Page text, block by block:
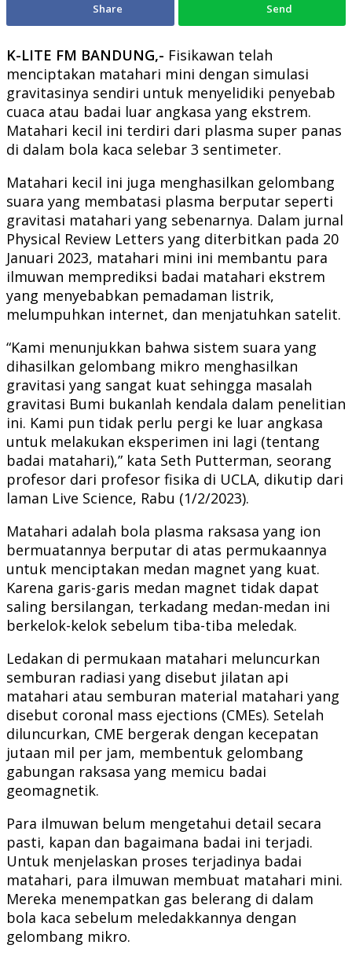
Share Send
K-LITE FM BANDUNG,- Fisikawan telah
menciptakan matahari mini dengan simulasi
gravitasinya sendiri untuk menyelidiki penyebab
cuaca atau badai luar angkasa yang ekstrem.
Matahari kecil ini terdiri dari plasma super panas
di dalam bola kaca selebar 3 sentimeter.
Matahari kecil ini juga menghasilkan gelombang
suara yang membatasi plasma berputar seperti
gravitasi matahari yang sebenarnya. Dalam jurnal
Physical Review Letters yang diterbitkan pada 20
Januari 2023, matahari mini ini membantu para
ilmuwan memprediksi badai matahari ekstrem
yang menyebabkan pemadaman listrik,
melumpuhkan internet, dan menjatuhkan satelit.
“Kami menunjukkan bahwa sistem suara yang
dihasilkan gelombang mikro menghasilkan
gravitasi yang sangat kuat sehingga masalah
gravitasi Bumi bukanlah kendala dalam penelitian
ini. Kami pun tidak perlu pergi ke luar angkasa
untuk melakukan eksperimen ini lagi (tentang
badai matahari),” kata Seth Putterman, seorang
profesor dari profesor fisika di UCLA, dikutip dari
laman Live Science, Rabu (1/2/2023).
Matahari adalah bola plasma raksasa yang ion
bermuatannya berputar di atas permukaannya
untuk menciptakan medan magnet yang kuat.
Karena garis-garis medan magnet tidak dapat
saling bersilangan, terkadang medan-medan ini
berkelok-kelok sebelum tiba-tiba meledak.
Ledakan di permukaan matahari meluncurkan
semburan radiasi yang disebut jilatan api
matahari atau semburan material matahari yang
disebut coronal mass ejections (CMEs). Setelah
diluncurkan, CME bergerak dengan kecepatan
jutaan mil per jam, membentuk gelombang
gabungan raksasa yang memicu badai
geomagnetik.
Para ilmuwan belum mengetahui detail secara
pasti, kapan dan bagaimana badai ini terjadi.
Untuk menjelaskan proses terjadinya badai
matahari, para ilmuwan membuat matahari mini.
Mereka menempatkan gas belerang di dalam
bola kaca sebelum meledakkannya dengan
gelombang mikro.